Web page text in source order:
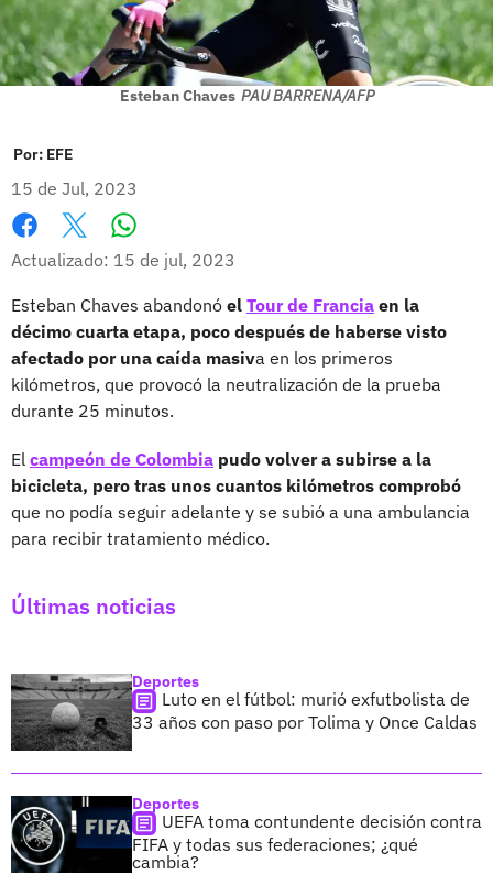
Esteban Chaves PAU BARRENA/AFP
Por: EFE
15 de Jul, 2023
Facebook
X
Actualizado: 15 de jul, 2023
Esteban Chaves abandonó el Tour de Francia en la
décimo cuarta etapa, poco después de haberse visto
afectado por una caída masiva en los primeros
kilómetros, que provocó la neutralización de la prueba
durante 25 minutos.
El campeón de Colombia pudo volver a subirse a la
bicicleta, pero tras unos cuantos kilómetros comprobó
que no podía seguir adelante y se subió a una ambulancia
para recibir tratamiento médico.
Últimas noticias
Deportes
Luto en el fútbol: murió exfutbolista de
33 años con paso por Tolima y Once Caldas
Deportes
UEFA toma contundente decisión contra
FIFA y todas sus federaciones; ¿qué
cambia?